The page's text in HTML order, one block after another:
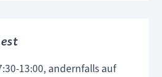
13:00, andernfalls auf